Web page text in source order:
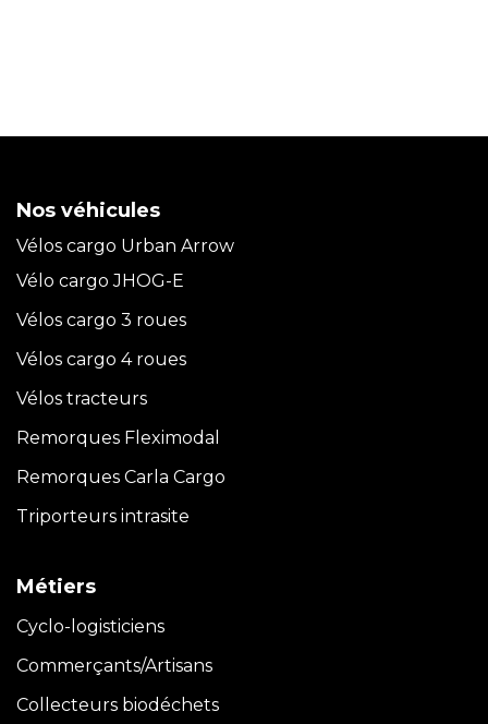
Nos véhicules
Vélos cargo Urban Arrow
Vélo cargo JHOG-E
Vélos cargo 3 roues
Vélos cargo 4 roues
Vélos tracteurs
Remorques Fleximodal
Remorques Carla Cargo
Triporteurs intrasite
Métiers
Cyclo-logisticiens
Commerçants/Artisans
Collecteurs biodéchets